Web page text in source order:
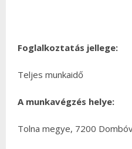
Foglalkoztatás jellege:
Teljes munkaidő
A munkavégzés helye:
Tolna megye, 7200